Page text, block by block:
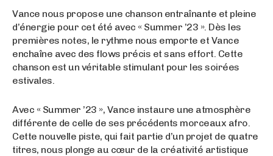
Vance nous propose une chanson entraînante et pleine
d’énergie pour cet été avec « Summer ’23 ». Dès les
premières notes, le rythme nous emporte et Vance
enchaîne avec des flows précis et sans effort. Cette
chanson est un véritable stimulant pour les soirées
estivales.
Avec « Summer ’23 », Vance instaure une atmosphère
différente de celle de ses précédents morceaux afro.
Cette nouvelle piste, qui fait partie d’un projet de quatre
titres, nous plonge au cœur de la créativité artistique